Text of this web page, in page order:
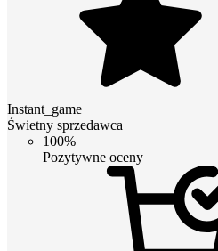
Instant_game
Świetny sprzedawca
100%
Pozytywne oceny